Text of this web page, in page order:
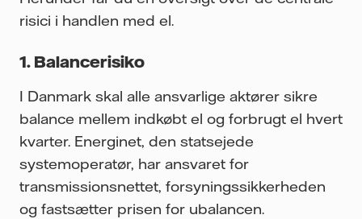
risici i handlen med el.
1. Balancerisiko
I Danmark skal alle ansvarlige aktører sikre
balance mellem indkøbt el og forbrugt el hvert
kvarter. Energinet, den statsejede
systemoperatør, har ansvaret for
transmissionsnettet, forsyningssikkerheden
og fastsætter prisen for ubalancen.